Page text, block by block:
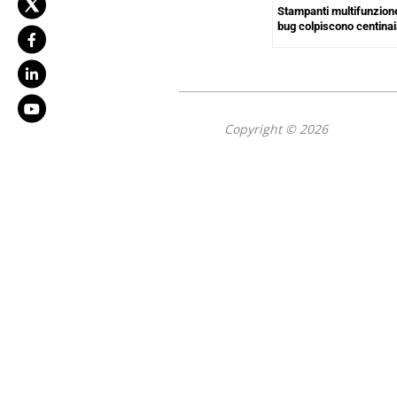
Stampanti
bug colpiscono
Copyright © 2026